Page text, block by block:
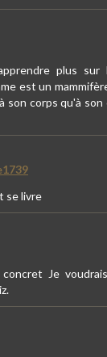
plus sur
est un
son corps qu'à
se livre
Je